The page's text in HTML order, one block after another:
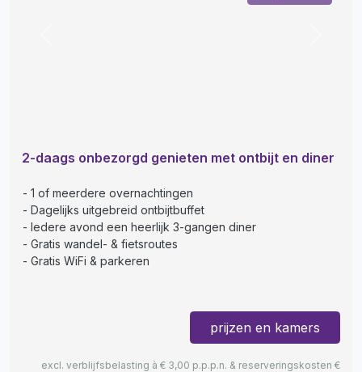
2-daags onbezorgd genieten met ontbijt en diner
1 of meerdere overnachtingen
Dagelijks uitgebreid ontbijtbuffet
Iedere avond een heerlijk 3-gangen diner
Gratis wandel- & fietsroutes
Gratis WiFi & parkeren
prijzen en kamers
excl. verblijfsbelasting à € 3,00 p.p.p.n. & reserveringskosten €